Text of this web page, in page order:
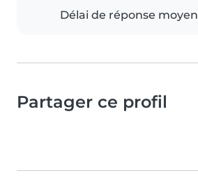
Délai de réponse moyen
Partager ce profil